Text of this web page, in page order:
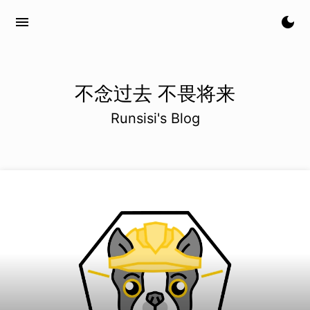
menu dark_mode
不念过去 不畏将来
Runsisi's Blog